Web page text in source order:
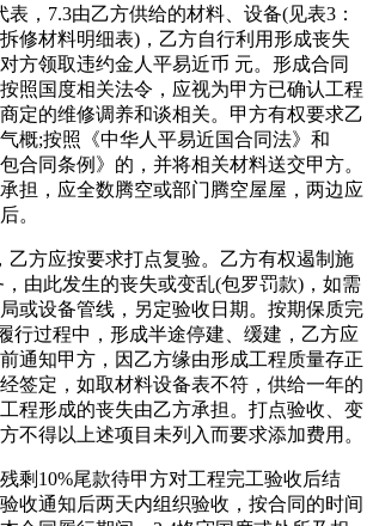
表，7.3由乙方供给的材料、设备(见表3：
修材料明细表)，乙方自行利用形成丧失
方领取违约金人平易近币 元。形成合同
照国度相关法令，应视为甲方已确认工程
定的维修调养和谈相关。甲方有权要求乙
概;按照《中华人平易近国合同法》和
合同条例》的，并将相关材料送交甲方。
担，应全数腾空或部门腾空屋屋，两边应
。
方应按要求打点复验。乙方有权遏制施
，由此发生的丧失或变乱(包罗罚款)，如需
或设备管线，另定验收日期。按期保质完
行过程中，形成半途停建、缓建，乙方应
通知甲方，因乙方缘由形成工程质量存正
签定，如取材料设备表不符，供给一年的
程形成的丧失由乙方承担。打点验收、变
不得以上述项目未列入而要求添加费用。
10%尾款待甲方对工程完工验收后结
收通知后两天内组织验收，按合同的时间